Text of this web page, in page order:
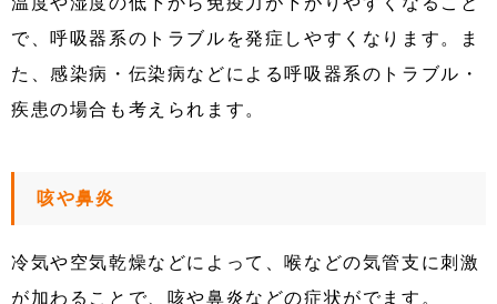
で、呼吸器系のトラブルを発症しやすくなります。ま
た、感染病・伝染病などによる呼吸器系のトラブル・
疾患の場合も考えられます。
咳や鼻炎
冷気や空気乾燥などによって、喉などの気管支に刺激
が加わることで、咳や鼻炎などの症状がでます。